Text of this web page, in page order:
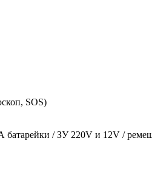
SOS)
/ ЗУ 220V и 12V /